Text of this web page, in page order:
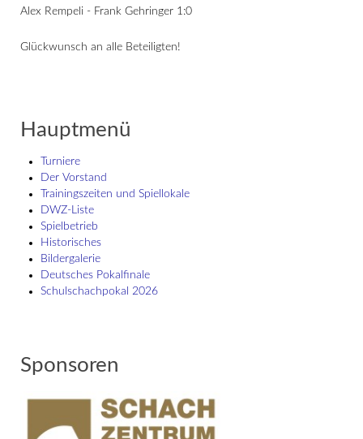
Alex Rempeli - Frank Gehringer 1:0
Glückwunsch an alle Beteiligten!
Hauptmenü
Turniere
Der Vorstand
Trainingszeiten und Spiellokale
DWZ-Liste
Spielbetrieb
Historisches
Bildergalerie
Deutsches Pokalfinale
Schulschach­pokal 2026
Sponsoren